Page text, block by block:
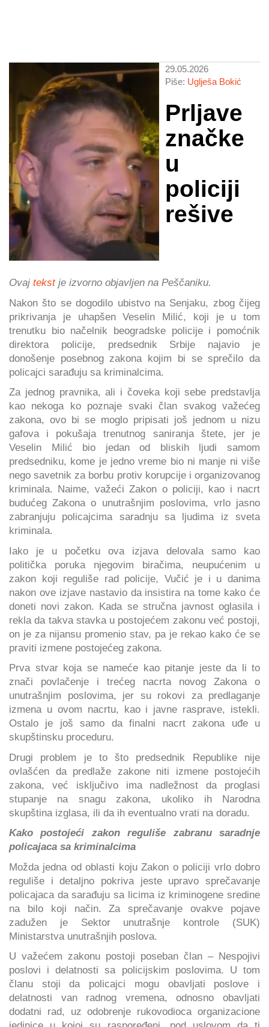
29.05.2026
Piše: Uglješa Bokić
Prljave
značke
u
policiji
rešive
Ovaj tekst je izvorno objavljen na Peščaniku.
Nakon što se dogodilo ubistvo na Senjaku, zbog čijeg
prikrivanja je uhapšen Veselin Milić, koji je u tom
trenutku bio načelnik beogradske policije i pomoćnik
direktora policije, predsednik Srbije najavio je
donošenje posebnog zakona kojim bi se sprečilo da
policajci sarađuju sa kriminalcima.
Za jednog pravnika, ali i čoveka koji sebe predstavlja
kao nekoga ko poznaje svaki član svakog važećeg
zakona, ovo bi se moglo pripisati još jednom u nizu
gafova i pokušaja trenutnog saniranja štete, jer je
Veselin Milić bio jedan od bliskih ljudi samom
predsedniku, kome je jedno vreme bio ni manje ni više
nego savetnik za borbu protiv korupcije i organizovanog
kriminala. Naime, važeći Zakon o policiji, kao i nacrt
budućeg Zakona o unutrašnjim poslovima, vrlo jasno
zabranjuju policajcima saradnju sa ljudima iz sveta
kriminala.
Iako je u početku ova izjava delovala samo kao
politička poruka njegovim biračima, neupućenim u
zakon koji reguliše rad policije, Vučić je i u danima
nakon ove izjave nastavio da insistira na tome kako će
doneti novi zakon. Kada se stručna javnost oglasila i
rekla da takva stavka u postojećem zakonu već postoji,
on je za nijansu promenio stav, pa je rekao kako će se
praviti izmene postojećeg zakona.
Prva stvar koja se nameće kao pitanje jeste da li to
znači povlačenje i trećeg nacrta novog Zakona o
unutrašnjim poslovima, jer su rokovi za predlaganje
izmena u ovom nacrtu, kao i javne rasprave, istekli.
Ostalo je još samo da finalni nacrt zakona uđe u
skupštinsku proceduru.
Drugi problem je to što predsednik Republike nije
ovlašćen da predlaže zakone niti izmene postojećih
zakona, već isključivo ima nadležnost da proglasi
stupanje na snagu zakona, ukoliko ih Narodna
skupština izglasa, ili da ih eventualno vrati na doradu.
Kako postojeći zakon reguliše zabranu saradnje
policajaca sa kriminalcima
Možda jedna od oblasti koju Zakon o policiji vrlo dobro
reguliše i detaljno pokriva jeste upravo sprečavanje
policajaca da sarađuju sa licima iz kriminogene sredine
na bilo koji način. Za sprečavanje ovakve pojave
zadužen je Sektor unutrašnje kontrole (SUK)
Ministarstva unutrašnjih poslova.
U važećem zakonu postoji poseban član – Nespojivi
poslovi i delatnosti sa policijskim poslovima. U tom
članu stoji da policajci mogu obavljati poslove i
delatnosti van radnog vremena, odnosno obavljati
dodatni rad, uz odobrenje rukovodioca organizacione